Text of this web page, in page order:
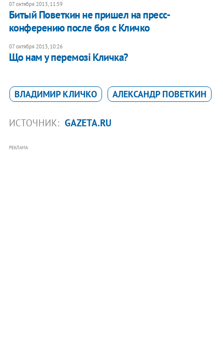
07 октября 2013, 11:59
Битый Поветкин не пришел на пресс-
конферению после боя с Кличко
07 октября 2013, 10:26
Що нам у перемозі Кличка?
ВЛАДИМИР КЛИЧКО АЛЕКСАНДР ПОВЕТКИН
ИСТОЧНИК: GAZETA.RU
РЕКЛАМА